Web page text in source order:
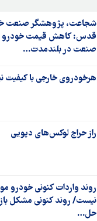
شجاعت، پژوهشگر صنعت
قدس: کاهش قیمت خودرو
صنعت در بلندمدت…
هرخودروی خارجی با کیفیت
راز حراج لوکس‌های دپویی
روند واردات کنونی خودرو
نیست/ روند کنونی مشکل
حل…